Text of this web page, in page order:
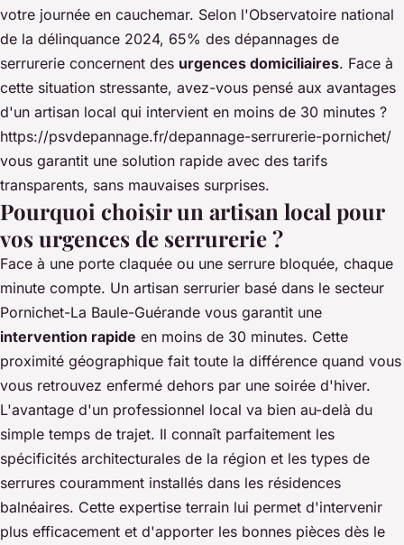
votre journée en cauchemar. Selon l'Observatoire national
de la délinquance 2024, 65% des dépannages de
serrurerie concernent des urgences domiciliaires. Face à
cette situation stressante, avez-vous pensé aux avantages
d'un artisan local qui intervient en moins de 30 minutes ?
https://psvdepannage.fr/depannage-serrurerie-pornichet/
vous garantit une solution rapide avec des tarifs
transparents, sans mauvaises surprises.
Pourquoi choisir un artisan local pour
vos urgences de serrurerie ?
Face à une porte claquée ou une serrure bloquée, chaque
minute compte. Un artisan serrurier basé dans le secteur
Pornichet-La Baule-Guérande vous garantit une
intervention rapide en moins de 30 minutes. Cette
proximité géographique fait toute la différence quand vous
vous retrouvez enfermé dehors par une soirée d'hiver.
L'avantage d'un professionnel local va bien au-delà du
simple temps de trajet. Il connaît parfaitement les
spécificités architecturales de la région et les types de
serrures couramment installés dans les résidences
balnéaires. Cette expertise terrain lui permet d'intervenir
plus efficacement et d'apporter les bonnes pièces dès le